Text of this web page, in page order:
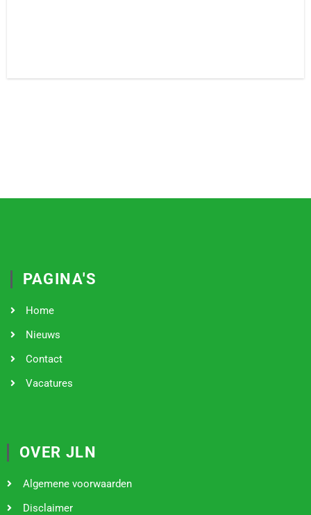
PAGINA'S
Home
Nieuws
Contact
Vacatures
OVER JLN
Algemene voorwaarden
Disclaimer